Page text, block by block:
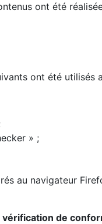
ont été
ont été utilisés
» ;
au navigateur
vérification de